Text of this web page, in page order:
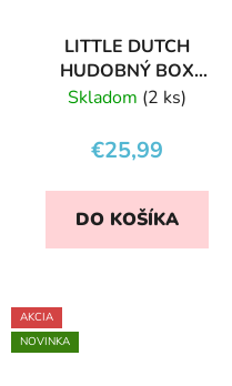
LITTLE DUTCH
HUDOBNÝ BOX
FARMA
Skladom (2 ks)
€25,99
DO KOŠÍKA
AKCIA
NOVINKA